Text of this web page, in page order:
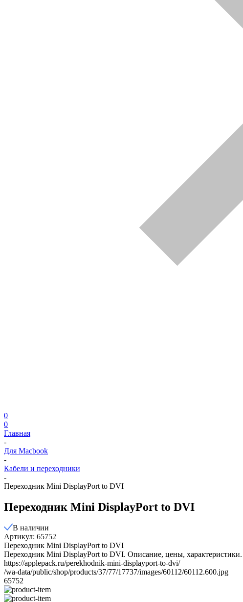
0
0
Главная
-
Для Macbook
-
Кабели и переходники
-
Переходник Mini DisplayPort to DVI
Переходник Mini DisplayPort to DVI
В наличии
Артикул: 65752
Переходник Mini DisplayPort to DVI
Переходник Mini DisplayPort to DVI. Описание, цены, характеристики.
https://applepack.ru/perekhodnik-mini-displayport-to-dvi/
/wa-data/public/shop/products/37/77/17737/images/60112/60112.600.jpg
65752